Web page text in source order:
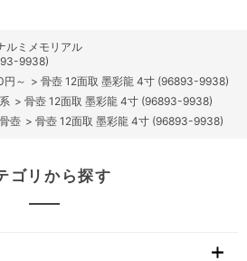
ルミメモリアル
9938)
～ > 骨壺 12面取 墨彩龍 4寸 (96893-9938)
> 骨壺 12面取 墨彩龍 4寸 (96893-9938)
骨壺 > 骨壺 12面取 墨彩龍 4寸 (96893-9938)
ゴリから探す